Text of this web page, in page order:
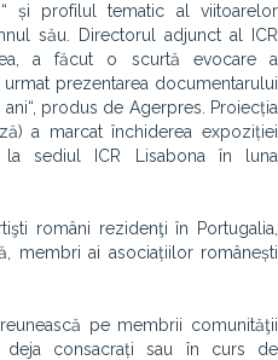
și profilul tematic al viitoarelor
său. Directorul adjunct al ICR
a făcut o scurtă evocare a
prezentarea documentarului
produs de Agerpres. Proiecția
a marcat închiderea expoziției
la sediul ICR Lisabona în luna
români rezidenţi în Portugalia,
membri ai asociațiilor românești
pe membrii comunităţii
deja consacrați sau în curs de